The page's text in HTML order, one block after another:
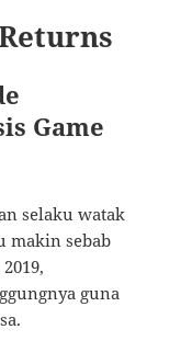
Game
selaku watak
makin sebab
guna